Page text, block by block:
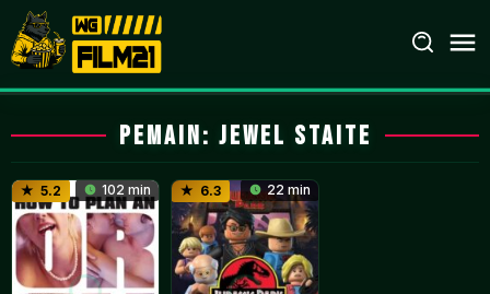
Loncat
ke
konten
Pemain: Jewel Staite
5.2 102 min 6.3 22 min